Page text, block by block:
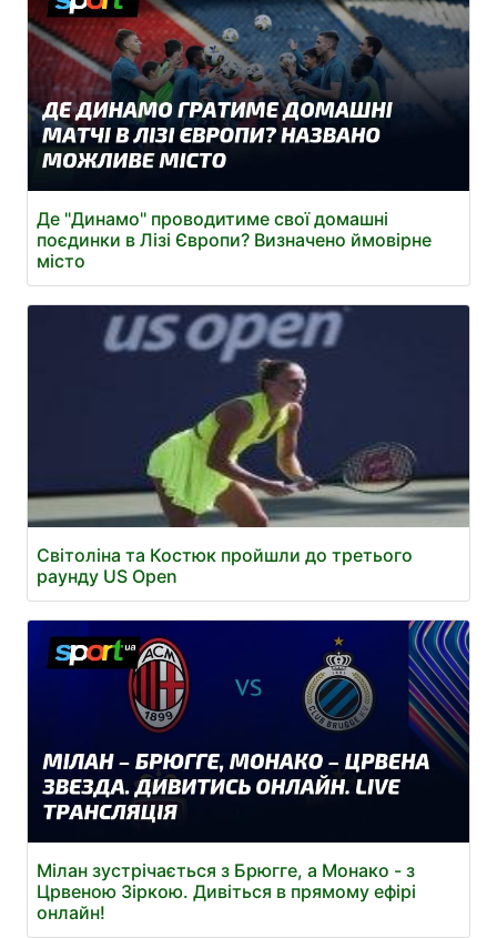
Де "Динамо" проводитиме свої домашні
поєдинки в Лізі Європи? Визначено ймовірне
місто
Світоліна та Костюк пройшли до третього
раунду US Open
Мілан зустрічається з Брюгге, а Монако - з
Црвеною Зіркою. Дивіться в прямому ефірі
онлайн!